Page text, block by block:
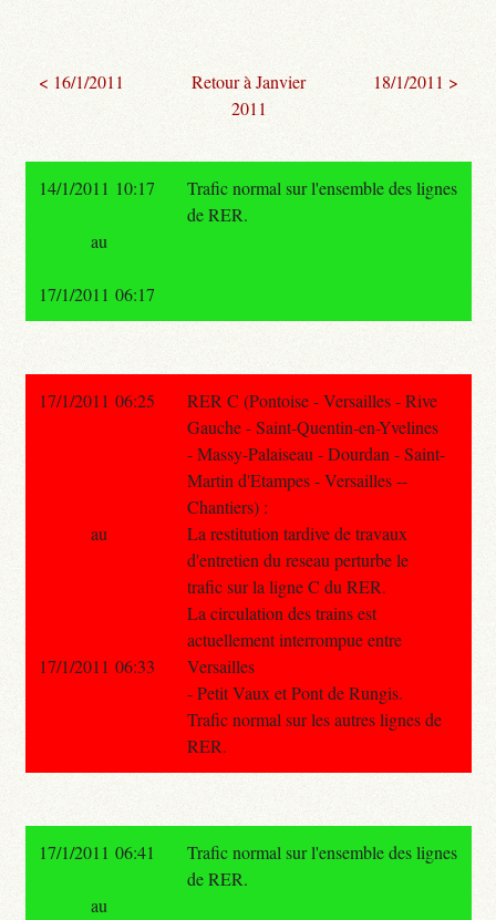
< 16/1/2011
Retour à Janvier
2011
18/1/2011 >
14/1/2011 10:17
Trafic normal sur l'ensemble des lignes
de RER.
au
17/1/2011 06:17
17/1/2011 06:25
RER C (Pontoise - Versailles - Rive
Gauche - Saint-Quentin-en-Yvelines
- Massy-Palaiseau - Dourdan - Saint-
Martin d'Etampes - Versailles --
Chantiers) :
La restitution tardive de travaux
d'entretien du reseau perturbe le
trafic sur la ligne C du RER.
La circulation des trains est
actuellement interrompue entre
Versailles
- Petit Vaux et Pont de Rungis.
Trafic normal sur les autres lignes de
RER.
au
17/1/2011 06:33
17/1/2011 06:41
Trafic normal sur l'ensemble des lignes
de RER.
au